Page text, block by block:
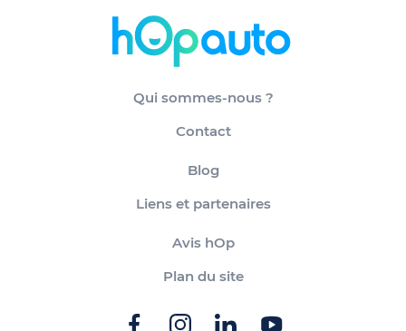
Qui sommes-nous ?
Contact
Blog
Liens et partenaires
Avis hOp
Plan du site